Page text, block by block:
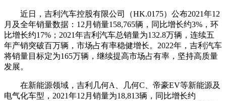
近日，吉利汽车控股有限公司（HK.0175）公布2021年12
月及全年销量数据： 12月销量158,765辆，同比增长约3%，环
比增长约17%；2021年吉利汽车总销量为132.8万辆，连续五
年产销突破百万辆，市场占有率稳健增长。2022年，吉利汽车
将销量目标定为165万辆，继续提高市场占有率，坚持高质量
发展。
在新能源领域，吉利几何A、几何C、帝豪EV等新能源及
电气化车型，2021年12月销量为18,813辆，同比增长约